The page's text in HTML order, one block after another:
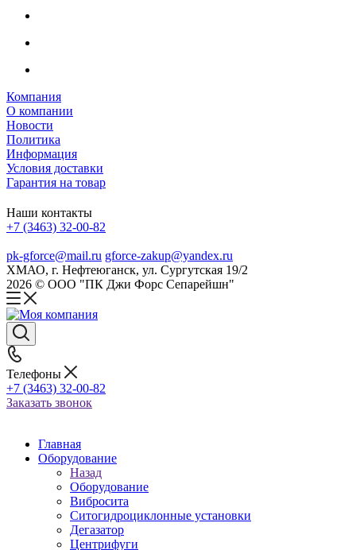
Компания
О компании
Новости
Политика
Информация
Условия доставки
Гарантия на товар
Наши контакты
+7 (3463) 32-00-82
pk-gforce@mail.ru gforce-zakup@yandex.ru
ХМАО, г. Нефтеюганск, ул. Сургутская 19/2
2026 © ООО "ПК Джи Форс Сепарейшн"
Телефоны
+7 (3463) 32-00-82
Заказать звонок
Главная
Оборудование
Назад
Оборудование
Вибросита
Ситогидроциклонные установки
Дегазатор
Центрифуги